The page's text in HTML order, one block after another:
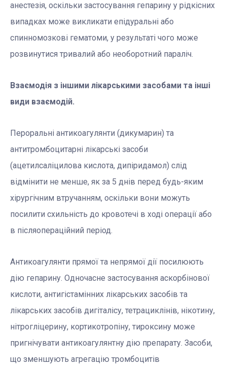
анестезія, оскільки застосування гепарину у рідкісних
випадках може викликати епідуральні або
спинномозкові гематоми, у результаті чого може
розвинутися тривалий або необоротний параліч.
Взаємодія з іншими лікарськими засобами та інші
види взаємодій.
Пероральні антикоагулянти (дикумарин) та
антитромбоцитарні лікарські засоби
(ацетилсаліцилова кислота, дипіридамол) слід
відмінити не менше, як за 5 днів перед будь-яким
хірургічним втручанням, оскільки вони можуть
посилити схильність до кровотечі в ході операції або
в післяопераційний період.
Антикоагулянти прямої та непрямої дії посилюють
дію гепарину. Одночасне застосування аскорбінової
кислоти, антигістамінних лікарських засобів та
лікарських засобів дигіталісу, тетрациклінів, нікотину,
нітрогліцерину, кортикотропіну, тироксину може
пригнічувати антикоагулянтну дію препарату. Засоби,
що зменшують агрегацію тромбоцитів